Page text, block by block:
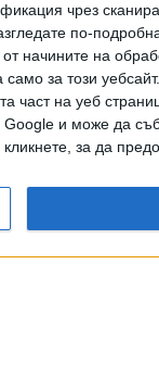
чрез
по-
начините на
за този
част на уеб
и може да
за да
ще
в